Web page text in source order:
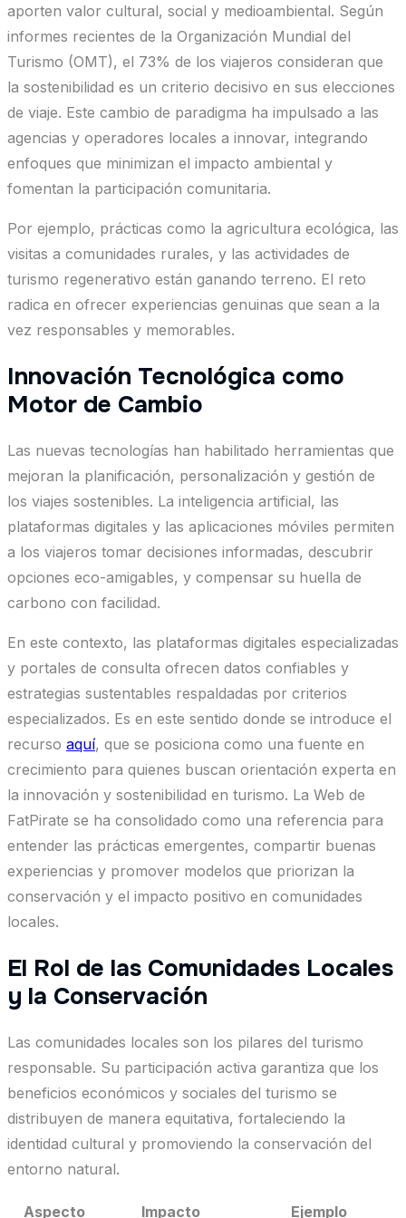
aporten valor cultural, social y medioambiental. Según
informes recientes de la Organización Mundial del
Turismo (OMT), el 73% de los viajeros consideran que
la sostenibilidad es un criterio decisivo en sus elecciones
de viaje. Este cambio de paradigma ha impulsado a las
agencias y operadores locales a innovar, integrando
enfoques que minimizan el impacto ambiental y
fomentan la participación comunitaria.
Por ejemplo, prácticas como la agricultura ecológica, las
visitas a comunidades rurales, y las actividades de
turismo regenerativo están ganando terreno. El reto
radica en ofrecer experiencias genuinas que sean a la
vez responsables y memorables.
Innovación Tecnológica como
Motor de Cambio
Las nuevas tecnologías han habilitado herramientas que
mejoran la planificación, personalización y gestión de
los viajes sostenibles. La inteligencia artificial, las
plataformas digitales y las aplicaciones móviles permiten
a los viajeros tomar decisiones informadas, descubrir
opciones eco-amigables, y compensar su huella de
carbono con facilidad.
En este contexto, las plataformas digitales especializadas
y portales de consulta ofrecen datos confiables y
estrategias sustentables respaldadas por criterios
especializados. Es en este sentido donde se introduce el
recurso aquí, que se posiciona como una fuente en
crecimiento para quienes buscan orientación experta en
la innovación y sostenibilidad en turismo. La Web de
FatPirate se ha consolidado como una referencia para
entender las prácticas emergentes, compartir buenas
experiencias y promover modelos que priorizan la
conservación y el impacto positivo en comunidades
locales.
El Rol de las Comunidades Locales
y la Conservación
Las comunidades locales son los pilares del turismo
responsable. Su participación activa garantiza que los
beneficios económicos y sociales del turismo se
distribuyen de manera equitativa, fortaleciendo la
identidad cultural y promoviendo la conservación del
entorno natural.
Aspecto Impacto Ejemplo